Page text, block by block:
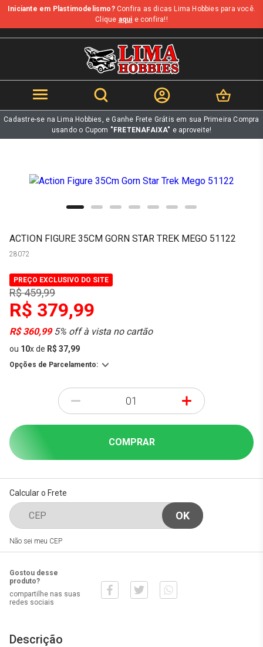
b
Iniciante em Plastimodelismo?Confira as dicas Lima Hobbies para você.
Clique aqui e confira!!
Cadastre-se na Lima Hobbies, e Ganhe Frete Grátis em sua Primeira Compra
usando o Cupom "FRETENAFAIXA" e aproveite!
ACTION FIGURE 35CM GORN STAR TREK MEGO 51122
28072
PREÇO EXCLUSIVO DO SITE
R$ 459,99
R$ 379,99
R$ 360,995% off à vista no cartão
ou 10xde R$ 37,99
Opções de Parcelamento:
- +
COMPRAR
Calcular o Frete
Não sei meu CEP
Gostou desse
produto?
compartilhe nas suas
redes sociais
Descrição